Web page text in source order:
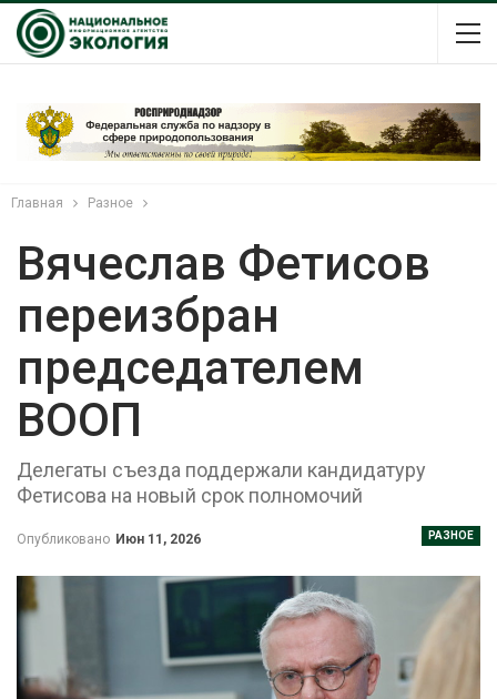
Главная Разное
Вячеслав Фетисов
переизбран
председателем
ВООП
Делегаты съезда поддержали кандидатуру
Фетисова на новый срок полномочий
РАЗНОЕ
Опубликовано Июн 11, 2026